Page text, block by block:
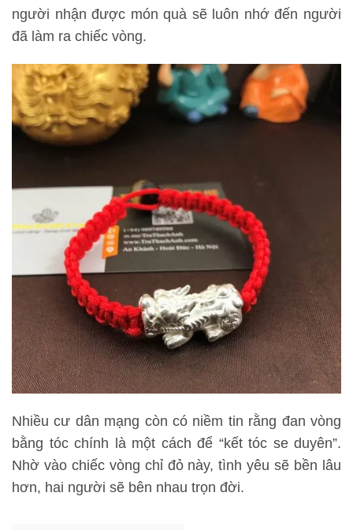
người nhận được món quà sẽ luôn nhớ đến người
đã làm ra chiếc vòng.
Nhiều cư dân mạng còn có niềm tin rằng đan vòng
bằng tóc chính là một cách để “kết tóc se duyên”.
Nhờ vào chiếc vòng chỉ đỏ này, tình yêu sẽ bền lâu
hơn, hai người sẽ bên nhau trọn đời.